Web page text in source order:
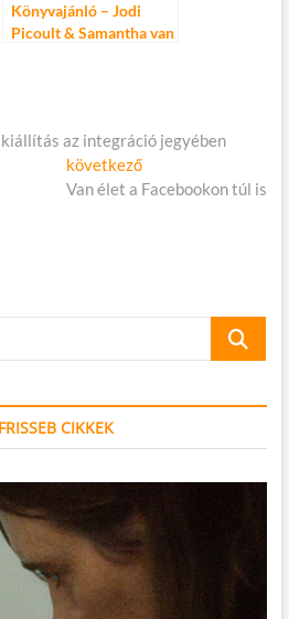
Könyvajánló – Jodi
Picoult & Samantha van
kiállítás az integráció jegyében
következőKövetkező
cikk:
Van élet a Facebookon túl is
keresés
CIKKEK